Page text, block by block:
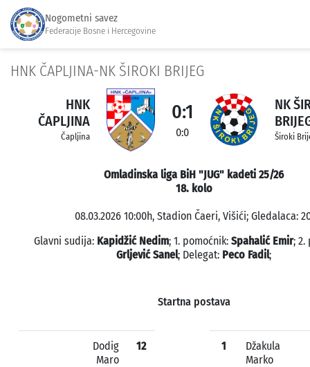
Nogometni savez
Federacije Bosne i Hercegovine
HNK ČAPLJINA-NK ŠIROKI BRIJEG
HNK
ČAPLJINA
Čapljina
0:1
0:0
NK
Široki
Omladinska liga BiH "JUG" kadeti 25/26
18. kolo
08.03.2026 10:00h, Stadion Čaeri, Višići; Gledalaca:
Glavni sudija: Kapidžić Nedim; 1. pomoćnik: Spahalić Emir; 2.
Grljević Sanel; Delegat: Peco Fadil;
Startna postava
Dodig
Maro
12 1
Džakula
Marko